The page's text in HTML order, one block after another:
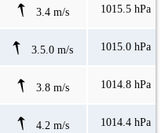
3.4 m/s 1015.5 hPa
3.5.0 m/s 1015.0 hPa
3.8 m/s 1014.8 hPa
4.2 m/s 1014.4 hPa